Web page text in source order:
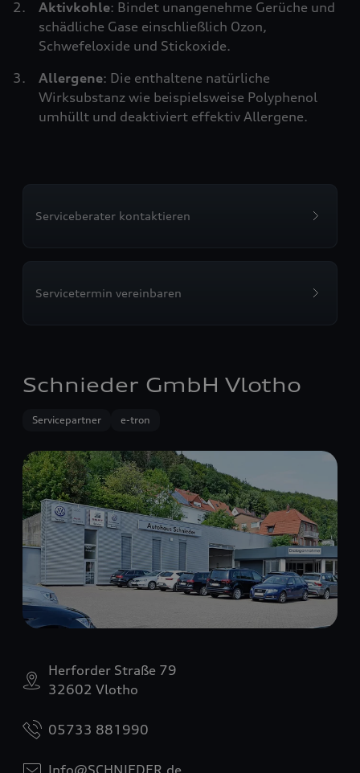
Aktivkohle: Bindet unangenehme Gerüche und
schädliche Gase einschließlich Ozon,
Schwefeloxide und Stickoxide.
Allergene: Die enthaltene natürliche
Wirksubstanz wie beispielsweise Polyphenol
umhüllt und deaktiviert effektiv Allergene.
Serviceberater kontaktieren
Servicetermin vereinbaren
Schnieder GmbH Vlotho
Servicepartner e-tron
Herforder Straße 79
32602 Vlotho
05733 881990
Info@SCHNIEDER.de